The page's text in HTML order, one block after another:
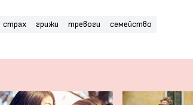
страх грижи тревоги
семейство